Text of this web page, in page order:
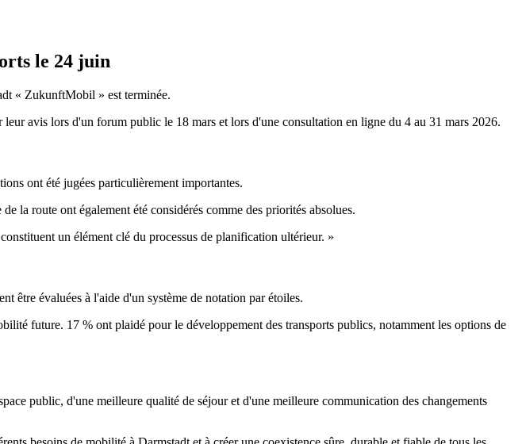
le 24 juin
« ZukunftMobil » est terminée.
avis lors d'un forum public le 18 mars et lors d'une consultation en ligne du 4 au 31 mars 2026.
ont été jugées particulièrement importantes.
la route ont également été considérés comme des priorités absolues.
un élément clé du processus de planification ultérieur. »
être évaluées à l'aide d'un système de notation par étoiles.
future. 17 % ont plaidé pour le développement des transports publics, notamment les options de
public, d'une meilleure qualité de séjour et d'une meilleure communication des changements